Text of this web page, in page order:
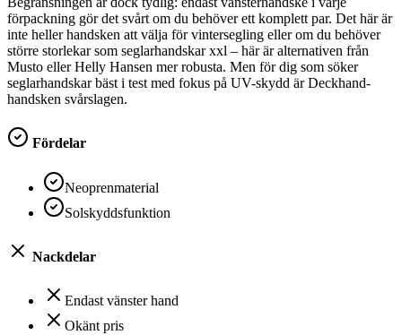
förpackning gör det svårt om du behöver ett komplett par. Det här är
inte heller handsken att välja för vintersegling eller om du behöver
större storlekar som seglarhandskar xxl – här är alternativen från
Musto eller Helly Hansen mer robusta. Men för dig som söker
seglarhandskar bäst i test med fokus på UV-skydd är Deckhand-
handsken svårslagen.
Fördelar
Neoprenmaterial
Solskyddsfunktion
Nackdelar
Endast vänster hand
Okänt pris